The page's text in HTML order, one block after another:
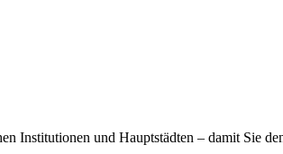
Institutionen und Hauptstädten – damit Sie